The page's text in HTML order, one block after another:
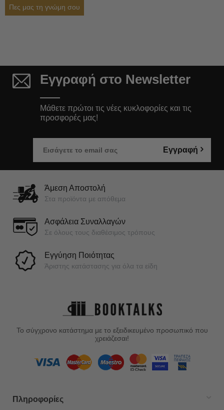
Πες μας τη γνώμη σου
Εγγραφή στο Newsletter
Μάθετε πρώτοι τις νέες κυκλοφορίες και τις
προσφορές μας!
Εγγραφή
Άμεση Αποστολή
Στα προϊόντα με απόθεμα
Ασφάλεια Συναλλαγών
Σε όλους τους διαθέσιμος τρόπους
Εγγύηση Ποιότητας
Άριστης κατάστασης για όλα τα είδη
Το σύγχρονο κατάστημα με το εξειδικευμένο προσωπικό που
χρειάζεσαι!
Πληροφορίες